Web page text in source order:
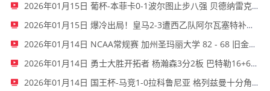
2026年01月15日 葡杯-本菲卡0-1波尔图止步八强 贝德纳雷克制胜帕夫利季斯失良机
2026年01月15日 爆冷出局！皇马2-3遭西乙队阿尔瓦塞特补时绝杀 无缘国王杯8强
2026年01月14日 NCAA常规赛 加州圣玛丽大学 82 - 68 旧金山大学 全场集锦
2026年01月14日 勇士大胜开拓者 杨瀚森3分2板 巴特勒16+6+5 库里9中2送11助
2026年01月14日 国王杯-马竞1-0拉科鲁尼亚 格列兹曼十分角任意球破门+远射中横梁